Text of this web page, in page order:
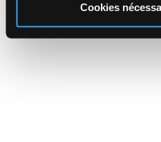
Cookies